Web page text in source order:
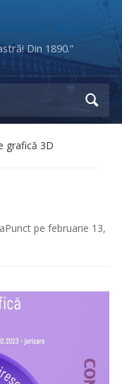
Din 1890.”
grafică 3D
pe februarie 13,